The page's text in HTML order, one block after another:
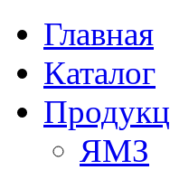
Главная
Каталог
ЯМЗ